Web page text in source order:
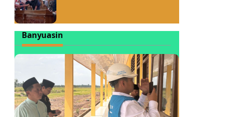
Banyuasin